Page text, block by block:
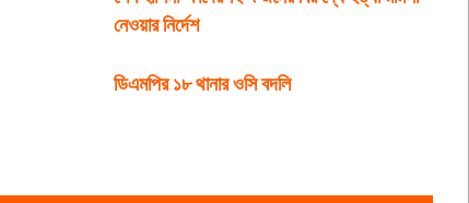
নেওয়ার নির্দেশ
ডিএমপির ১৮ থানার ওসি বদলি